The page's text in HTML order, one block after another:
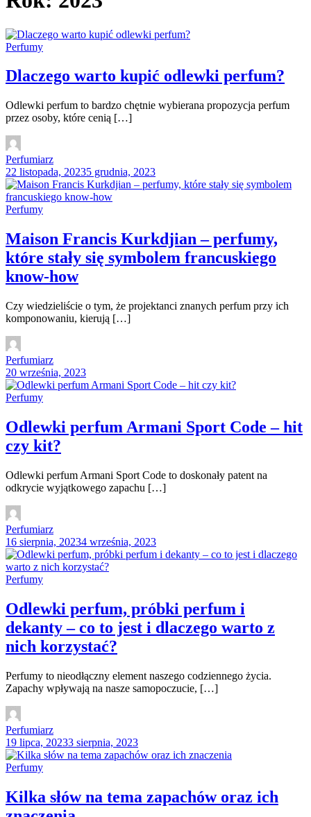
Perfumy
Dlaczego warto kupić odlewki perfum?
Odlewki perfum to bardzo chętnie wybierana propozycja perfum
przez osoby, które cenią […]
Perfumiarz
22 listopada, 20235 grudnia, 2023
Perfumy
Maison Francis Kurkdjian – perfumy,
które stały się symbolem francuskiego
know-how
Czy wiedzieliście o tym, że projektanci znanych perfum przy ich
komponowaniu, kierują […]
Perfumiarz
20 września, 2023
Perfumy
Odlewki perfum Armani Sport Code – hit
czy kit?
Odlewki perfum Armani Sport Code to doskonały patent na
odkrycie wyjątkowego zapachu […]
Perfumiarz
16 sierpnia, 20234 września, 2023
Perfumy
Odlewki perfum, próbki perfum i
dekanty – co to jest i dlaczego warto z
nich korzystać?
Perfumy to nieodłączny element naszego codziennego życia.
Zapachy wpływają na nasze samopoczucie, […]
Perfumiarz
19 lipca, 20233 sierpnia, 2023
Perfumy
Kilka słów na tema zapachów oraz ich